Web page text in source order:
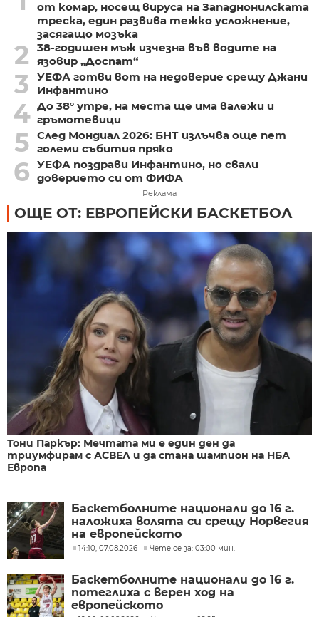
от комар, носещ вируса на Западнонилската
треска, един развива тежко усложнение,
засягащо мозъка
2
38-годишен мъж изчезна във водите на
язовир „Доспат“
3
УЕФА готви вот на недоверие срещу Джани
Инфантино
4 До 38° утре, на места ще има валежи и
гръмотевици
5 След Мондиал 2026: БНТ излъчва още пет
големи събития пряко
6 УЕФА поздрави Инфантино, но свали
доверието си от ФИФА
Реклама
ОЩЕ ОТ: ЕВРОПЕЙСКИ БАСКЕТБОЛ
Тони Паркър: Мечтата ми е един ден да
триумфирам с АСВЕЛ и да стана шампион на НБА
Европа
Баскетболните национали до 16 г.
наложиха волята си срещу Норвегия
на европейското
14:10, 07.08.2026 Чете се за: 03:00 мин.
Баскетболните национали до 16 г.
потеглиха с верен ход на
европейското